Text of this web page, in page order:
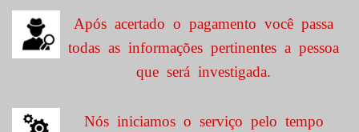
Após acertado o pagamento você passa
todas as informações pertinentes a pessoa
que será investigada.
Nós iniciamos o serviço pelo tempo